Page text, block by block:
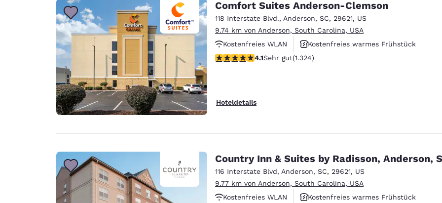
Comfort Suites Anderson-Clemson
118 Interstate Blvd., Anderson, SC, 29621, US
9.74 km von Anderson, South Carolina, USA
Kostenfreies WLAN
Kostenfreies warmes Frühstück
Rauchfrei
4.14-Sterne-Bewertung. Sehr gut. 1324 Bewertungen
4.1Sehr gut(1.324)
Hoteldetails
Country Inn & Suites by Radisson, Anderson,
116 Interstate Blvd, Anderson, SC, 29621, US
9.77 km von Anderson, South Carolina, USA
Kostenfreies WLAN
Kostenfreies warmes Frühstück